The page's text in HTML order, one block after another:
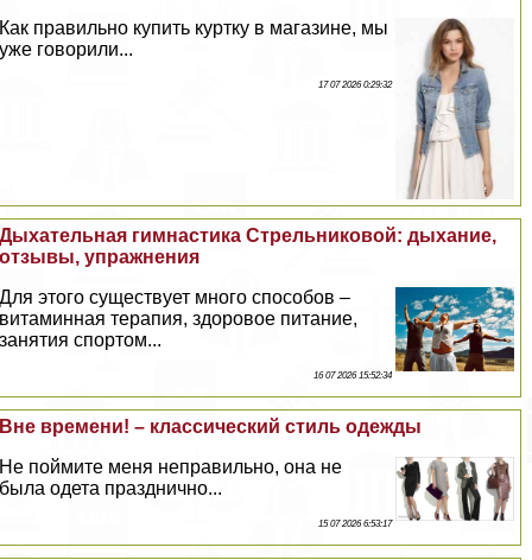
Как правильно купить куртку в магазине, мы
уже говорили...
17 07 2026 0:29:32
Дыхательная гимнастика Стрельниковой: дыхание,
отзывы, упражнения
Для этого существует много способов –
витаминная терапия, здоровое питание,
занятия спортом...
16 07 2026 15:52:34
Вне времени! – классический стиль одежды
Не поймите меня неправильно, она не
была одета празднично...
15 07 2026 6:53:17